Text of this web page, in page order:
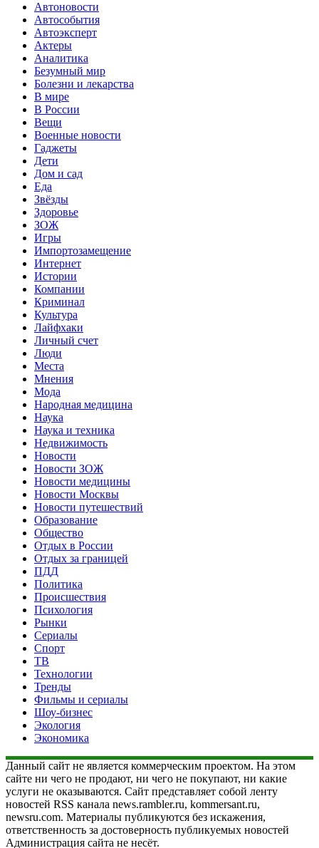
Автоновости
Автособытия
Автоэксперт
Актеры
Аналитика
Безумный мир
Болезни и лекарства
В мире
В России
Вещи
Военные новости
Гаджеты
Дети
Дом и сад
Еда
Звёзды
Здоровье
ЗОЖ
Игры
Импортозамещение
Интернет
Истории
Компании
Криминал
Культура
Лайфхаки
Личный счет
Люди
Места
Мнения
Мода
Народная медицина
Наука
Наука и техника
Недвижимость
Новости
Новости ЗОЖ
Новости медицины
Новости Москвы
Новости путешествий
Образование
Общество
Отдых в России
Отдых за границей
ПДД
Политика
Происшествия
Психология
Рынки
Сериалы
Спорт
ТВ
Технологии
Тренды
Фильмы и сериалы
Шоу-бизнес
Экология
Экономика
Данный сайт не является коммерческим проектом. На этом
сайте ни чего не продают, ни чего не покупают, ни какие
услуги не оказываются. Сайт представляет собой ленту
новостей RSS канала news.rambler.ru, kommersant.ru,
newsru.com. Материалы публикуются без искажения,
ответственность за достоверность публикуемых новостей
Администрация сайта не несёт.